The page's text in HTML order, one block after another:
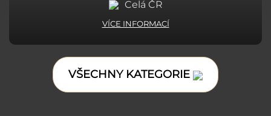
Celá ČR
VÍCE INFORMACÍ
VŠECHNY KATEGORIE